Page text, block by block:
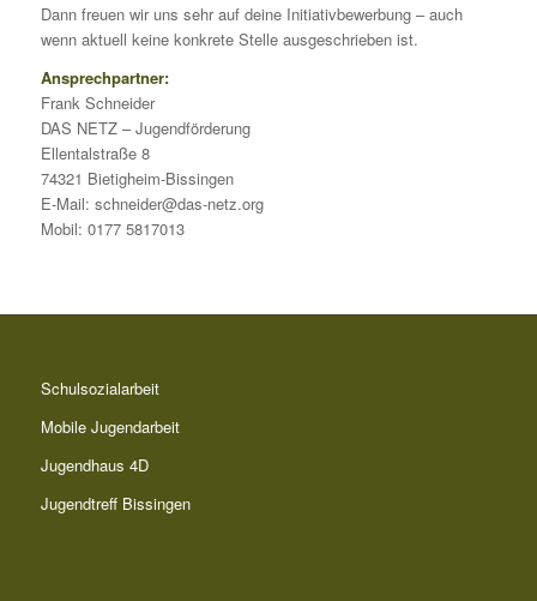
Dann freuen wir uns sehr auf deine Initiativbewerbung – auch
wenn aktuell keine konkrete Stelle ausgeschrieben ist.
Ansprechpartner:
Frank Schneider
DAS NETZ – Jugendförderung
Ellentalstraße 8
74321 Bietigheim-Bissingen
E-Mail: schneider@das-netz.org
Mobil: 0177 5817013
Schulsozialarbeit
Mobile Jugendarbeit
Jugendhaus 4D
Jugendtreff Bissingen